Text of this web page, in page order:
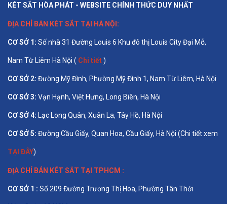
KÉT SẮT HÒA PHÁT - WEBSITE CHÍNH THỨC DUY NHẤT
ĐỊA CHỈ BÁN KÉT SẮT TẠI HÀ NỘI :
CƠ SỞ 1: Số nhà 31 Đường Louis 6 Khu đô thị Louis City Đại Mỗ,
Nam Từ Liêm Hà Nội ( Chi tiết)
CƠ SỞ 2: Đường Mỹ Đình, Phường Mỹ Đình 1, Nam Từ Liêm, Hà Nội
CƠ SỞ 3: Vạn Hạnh, Việt Hưng, Long Biên, Hà Nội
CƠ SỞ 4: Lạc Long Quân, Xuân La, Tây Hồ, Hà Nội
CƠ SỞ 5: Đường Cầu Giấy, Quan Hoa, Cầu Giấy, Hà Nội (Chi tiết xem
TẠI ĐÂY)
ĐỊA CHỈ BÁN KÉT SẮT TẠI TPHCM :
CƠ SỞ 1 : Số 209 Đường Trương Thị Hoa, Phường Tân Thới